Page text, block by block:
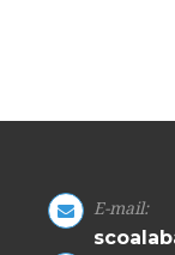
E-mail: